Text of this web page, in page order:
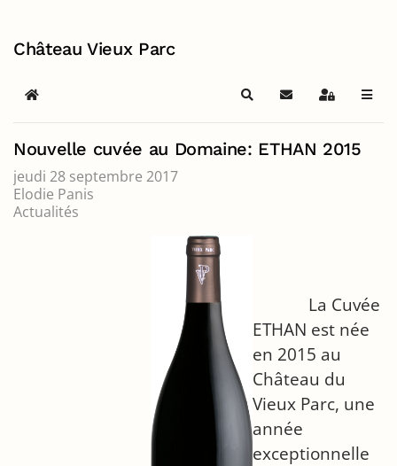
Château Vieux Parc
Home SearchS'abonner au blog
Sign In
Nouvelle cuvée au Domaine: ETHAN 2015
jeudi 28 septembre 2017
Elodie Panis
Actualités
La Cuvée
ETHAN est née
en 2015 au
Château du
Vieux Parc, une
année
exceptionnelle